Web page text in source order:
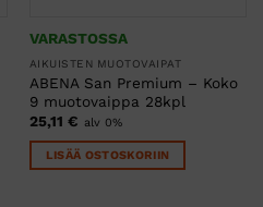
VARASTOSSA
AIKUISTEN MUOTOVAIPAT
ABENA San Premium – Koko
9 muotovaippa 28kpl
25,11 € alv 0%
LISÄÄ OSTOSKORIIN